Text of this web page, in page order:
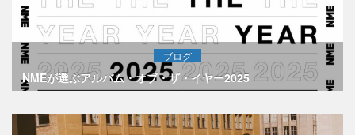
ブログ
NMEが選ぶアルバム・オブ・ザ・イヤー2025